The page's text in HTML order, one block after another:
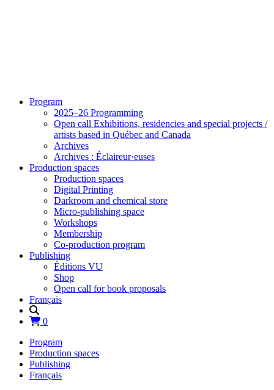
Program
2025–26 Programming
Open call Exhibitions, residencies and special projects /
artists based in Québec and Canada
Archives
Archives : Éclaireur·euses
Production spaces
Production spaces
Digital Printing
Darkroom and chemical store
Micro-publishing space
Workshops
Membership
Co-production program
Publishing
Éditions VU
Shop
Open call for book proposals
Français
0
Program
Production spaces
Publishing
Français